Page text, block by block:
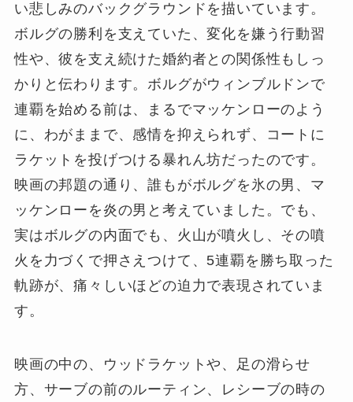
い悲しみのバックグラウンドを描いています。
ボルグの勝利を支えていた、変化を嫌う行動習
性や、彼を支え続けた婚約者との関係性もしっ
かりと伝わります。ボルグがウィンブルドンで
連覇を始める前は、まるでマッケンローのよう
に、わがままで、感情を抑えられず、コートに
ラケットを投げつける暴れん坊だったのです。
映画の邦題の通り、誰もがボルグを氷の男、マ
ッケンローを炎の男と考えていました。でも、
実はボルグの内面でも、火山が噴火し、その噴
火を力づくで押さえつけて、5連覇を勝ち取った
軌跡が、痛々しいほどの迫力で表現されていま
す。
映画の中の、ウッドラケットや、足の滑らせ
方、サーブの前のルーティン、レシーブの時の